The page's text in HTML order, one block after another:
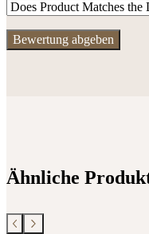
Ähnliche